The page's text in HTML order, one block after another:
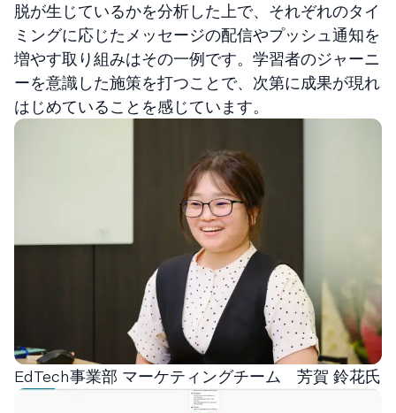
脱が生じているかを分析した上で、それぞれのタイ
ミングに応じたメッセージの配信やプッシュ通知を
増やす取り組みはその一例です。学習者のジャーニ
ーを意識した施策を打つことで、次第に成果が現れ
はじめていることを感じています。
EdTech事業部 マーケティングチーム 芳賀 鈴花氏